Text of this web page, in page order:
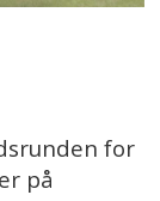
for
på